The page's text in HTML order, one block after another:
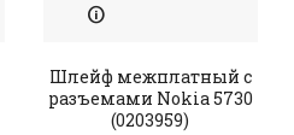
Шлейф межплатный с
разъемами Nokia 5730
(0203959)